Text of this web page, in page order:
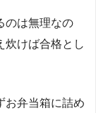
のは無理なの
炊けば合格とし
お弁当箱に詰め